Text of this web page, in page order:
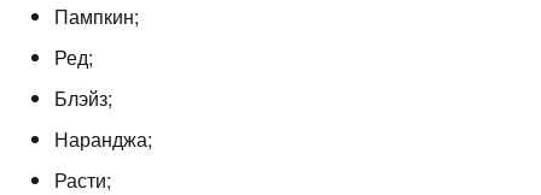
Пампкин;
Ред;
Блэйз;
Наранджа;
Расти;